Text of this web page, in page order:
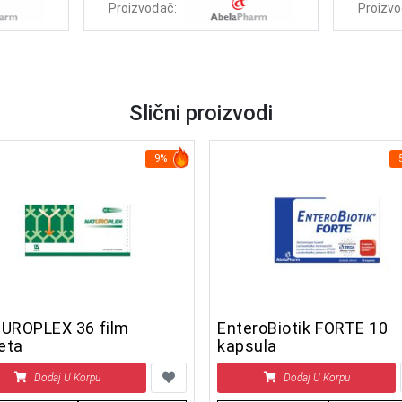
Proizvođač:
Slični proizvodi
9%
36 film
Dodaj U Korpu
EnteroBiotik FORTE 10
kapsula
Dodaj U Korpu